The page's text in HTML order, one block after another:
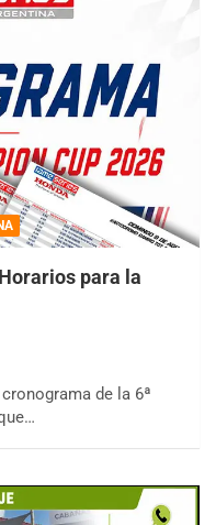
para la
de la 6ª